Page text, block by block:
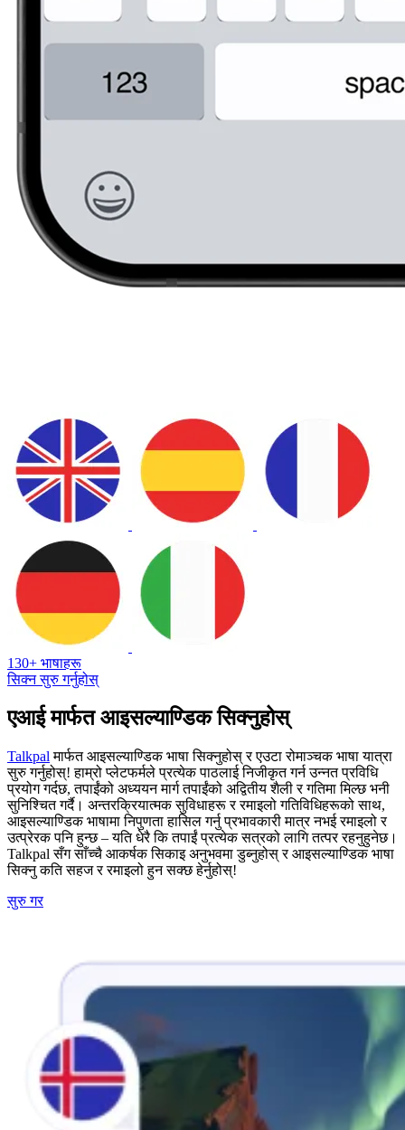
130+ भाषाहरू
सिक्न सुरु गर्नुहोस्
एआई मार्फत आइसल्याण्डिक सिक्नुहोस्
Talkpal मार्फत आइसल्याण्डिक भाषा सिक्नुहोस् र एउटा रोमाञ्चक भाषा यात्रा
सुरु गर्नुहोस्! हाम्रो प्लेटफर्मले प्रत्येक पाठलाई निजीकृत गर्न उन्नत प्रविधि
प्रयोग गर्दछ, तपाईंको अध्ययन मार्ग तपाईंको अद्वितीय शैली र गतिमा मिल्छ भनी
सुनिश्चित गर्दै। अन्तरक्रियात्मक सुविधाहरू र रमाइलो गतिविधिहरूको साथ,
आइसल्याण्डिक भाषामा निपुणता हासिल गर्नु प्रभावकारी मात्र नभई रमाइलो र
उत्प्रेरक पनि हुन्छ – यति धेरै कि तपाईं प्रत्येक सत्रको लागि तत्पर रहनुहुनेछ।
Talkpal सँग साँच्चै आकर्षक सिकाइ अनुभवमा डुब्नुहोस् र आइसल्याण्डिक भाषा
सिक्नु कति सहज र रमाइलो हुन सक्छ हेर्नुहोस्!
सुरु गर